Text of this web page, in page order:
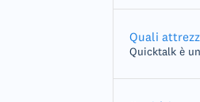
Quali
Quicktalk è